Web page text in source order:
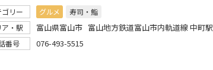
ゴリー グルメ
寿司・鮨
・駅
富山県富山市 富山地方鉄道富山市内軌道線 中町駅
番号 076-493-5515